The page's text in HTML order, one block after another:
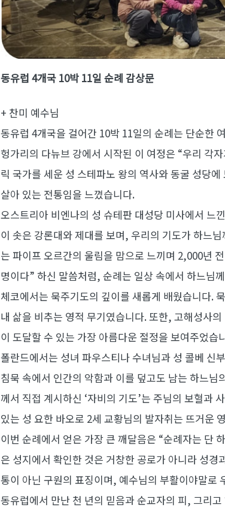
동유럽 4개국 10박 11일 순례 감상문
+ 찬미 예수님
동유럽 4개국을 걸어간 10박 11일의 순례는 단순한
헝가리의 다뉴브 강에서 시작된 이 여정은 “우리 각
릭 국가를 세운 성 스테파노 왕의 역사와 동굴 성당
살아 있는 전통임을 느꼈습니다.
오스트리아 비엔나의 성 슈테판 대성당 미사에서 느
이 솟은 강론대와 제대를 보며, 우리의 기도가 하느
는 파이프 오르간의 울림을 맘으로 느끼며 2,000년
명이다” 하신 말씀처럼, 순례는 일상 속에서 하느님
체코에서는 묵주기도의 깊이를 새롭게 배웠습니다.
내 삶을 비추는 영적 무기였습니다. 또한, 고해성사
이 도달할 수 있는 가장 아름다운 절정을 보여주었습
폴란드에서는 성녀 파우스티나 수녀님과 성 콜베 신
침묵 속에서 인간의 악함과 이를 덮고도 남는 하느
께서 직접 계시하신 ‘자비의 기도’는 주님의 보혈과
있는 성 요한 바오로 2세 교황님의 발자취는 뜨거운
이번 순례에서 얻은 가장 큰 깨달음은 “순례자는 단
은 성지에서 확인한 것은 거창한 공로가 아니라 성경
통이 아닌 구원의 표징이며, 예수님의 부활이야말로
동유럽에서 만난 천 년의 믿음과 순교자의 피, 그리